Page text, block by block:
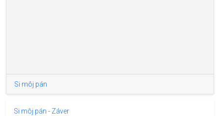
Si môj pán
Si môj pán - Záver